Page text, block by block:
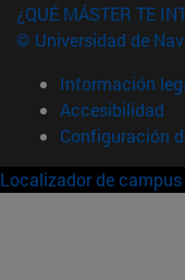
¿QUÉ MÁSTER TE
© Universidad de
Información
Accesibilidad
Configuración
Localizador de campus